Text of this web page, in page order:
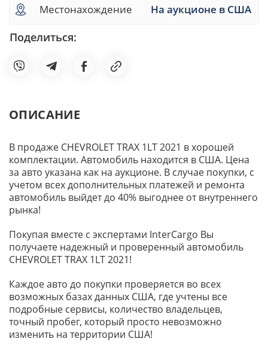
Местонахождение На аукционе в США
Поделиться:
ОПИСАНИЕ
В продаже CHEVROLET TRAX 1LT 2021 в хорошей
комплектации. Автомобиль находится в США. Цена
за авто указана как на аукционе. В случае покупки, с
учетом всех дополнительных платежей и ремонта
автомобиль выйдет до 40% выгоднее от внутреннего
рынка!
Покупая вместе с экспертами InterCargo Вы
получаете надежный и проверенный автомобиль
CHEVROLET TRAX 1LT 2021!
Каждое авто до покупки проверяется во всех
возможных базах данных США, где учтены все
подробные сервисы, количество владельцев,
точный пробег, который просто невозможно
изменить на территории США!